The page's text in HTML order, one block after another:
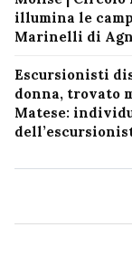
illumina le
Marinelli di
Escursionisti
donna, trovato
Matese: